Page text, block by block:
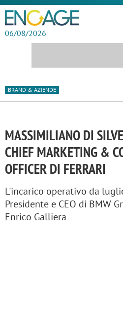
06/08/2026
BRAND & AZIENDE
MASSIMILIANO DI
CHIEF MARKETING &
OFFICER DI FERRARI
L'incarico operativo da
Presidente e CEO di BMW
Enrico Galliera